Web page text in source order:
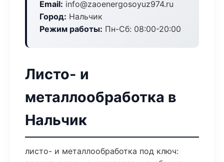
Email: info@zaoenergosoyuz974.ru
Город: Нальчик
Режим работы: Пн-Сб: 08:00-20:00
Листо- и
металлообработка в
Нальчик
листо- и металлообработка под ключ: